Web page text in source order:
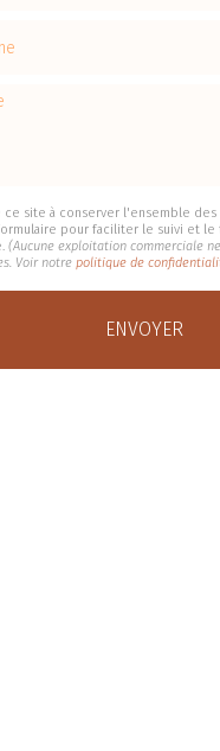
ce site à conserver l'ensemble
pour faciliter le suivi et le
(Aucune exploitation commerciale
Voir notre politique de